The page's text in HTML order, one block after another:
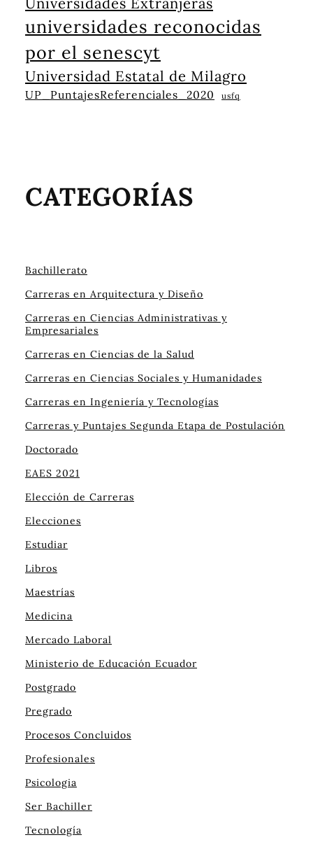
universidades reconocidas
por el senescyt
Universidad Estatal de Milagro
UP_PuntajesReferenciales_2020 usfq
CATEGORÍAS
Bachillerato
Carreras en Arquitectura y Diseño
Carreras en Ciencias Administrativas y
Empresariales
Carreras en Ciencias de la Salud
Carreras en Ciencias Sociales y Humanidades
Carreras en Ingeniería y Tecnologías
Carreras y Puntajes Segunda Etapa de Postulación
Doctorado
EAES 2021
Elección de Carreras
Elecciones
Estudiar
Libros
Maestrías
Medicina
Mercado Laboral
Ministerio de Educación Ecuador
Postgrado
Pregrado
Procesos Concluidos
Profesionales
Psicologia
Ser Bachiller
Tecnología